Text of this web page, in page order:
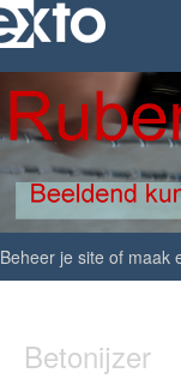
Beheer je site of maak
Betonijzer